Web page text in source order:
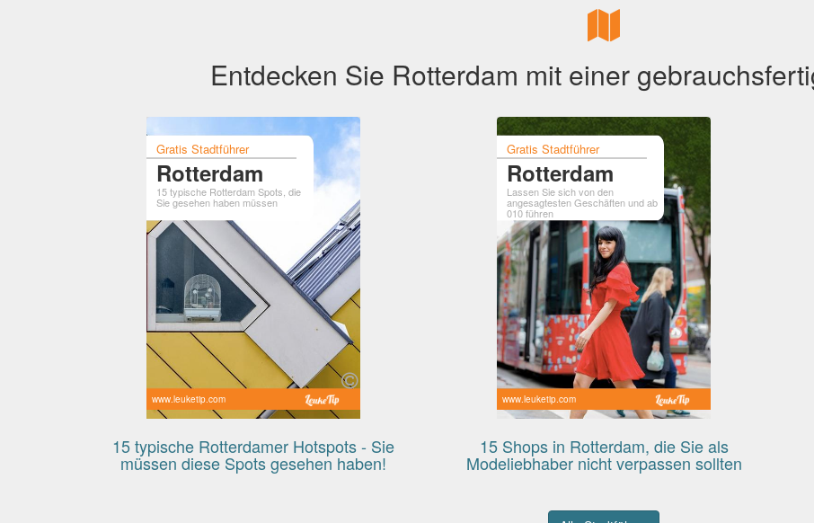
Entdecken Sie Rotterdam mit einer
Gratis Stadtführer
Rotterdam
15 typische Rotterdam Spots, die
Sie gesehen haben müssen
www.leuketip.com
15 typische Rotterdamer Hotspots - Sie
müssen diese Spots gesehen haben!
Gratis Stadtführer
Rotterdam
Lassen Sie sich von den
angesagtesten Geschäften und ab
010 führen
www.leuketip.com
15 Shops in Rotterdam, die Sie als
Modeliebhaber nicht verpassen sollten